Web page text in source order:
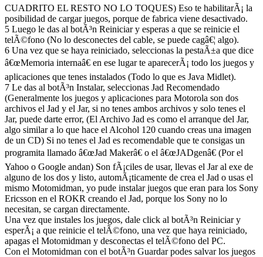
CUADRITO EL RESTO NO LO TOQUES) Eso te habilitarÃ¡ la
posibilidad de cargar juegos, porque de fabrica viene desactivado.
5 Luego le das al botÃ³n Reiniciar y esperas a que se reinicie el
telÃ©fono (No lo desconectes del cable, se puede cagâ€¦ algo).
6 Una vez que se haya reiniciado, seleccionas la pestaÃ±a que dice
â€œMemoria internaâ€ en ese lugar te aparecerÃ¡ todo los juegos y
aplicaciones que tenes instalados (Todo lo que es Java Midlet).
7 Le das al botÃ³n Instalar, seleccionas Jad Recomendado
(Generalmente los juegos y aplicaciones para Motorola son dos
archivos el Jad y el Jar, si no tenes ambos archivos y solo tenes el
Jar, puede darte error, (El Archivo Jad es como el arranque del Jar,
algo similar a lo que hace el Alcohol 120 cuando creas una imagen
de un CD) Si no tenes el Jad es recomendable que te consigas un
programita llamado â€œJad Makerâ€ o el â€œJADgenâ€ (Por el
Yahoo o Google andan) Son fÃ¡ciles de usar, llevas el Jar al exe de
alguno de los dos y listo, automÃ¡ticamente de crea el Jad o usas el
mismo Motomidman, yo pude instalar juegos que eran para los Sony
Ericsson en el ROKR creando el Jad, porque los Sony no lo
necesitan, se cargan directamente.
Una vez que instales los juegos, dale click al botÃ³n Reiniciar y
esperÃ¡ a que reinicie el telÃ©fono, una vez que haya reiniciado,
apagas el Motomidman y desconectas el telÃ©fono del PC.
Con el Motomidman con el botÃ³n Guardar podes salvar los juegos